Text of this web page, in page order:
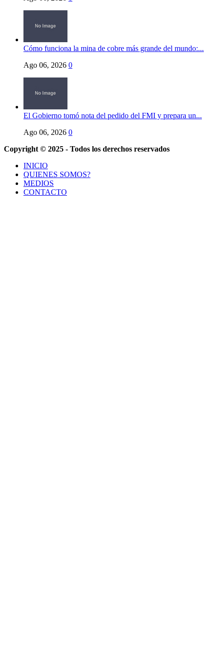
Cómo funciona la mina de cobre más grande del mundo:...
Ago 06, 2026 0
El Gobierno tomó nota del pedido del FMI y prepara un...
Ago 06, 2026 0
Copyright © 2025 - Todos los derechos reservados
INICIO
QUIENES SOMOS?
MEDIOS
CONTACTO